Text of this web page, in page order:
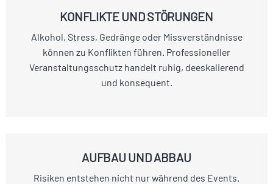
KONFLIKTE UND STÖRUNGEN
Alkohol, Stress, Gedränge oder Missverständnisse
können zu Konflikten führen. Professioneller
Veranstaltungsschutz handelt ruhig, deeskalierend
und konsequent.
AUFBAU UND ABBAU
Risiken entstehen nicht nur während des Events.